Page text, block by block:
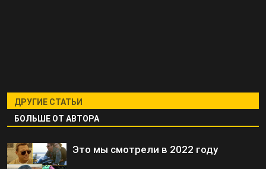
ДРУГИЕ СТАТЬИ
БОЛЬШЕ ОТ АВТОРА
Это мы смотрели в 2022 году